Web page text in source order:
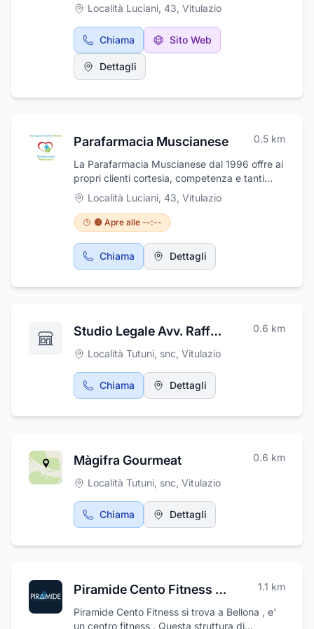
grado di garantire sempre ai nostri clienti
provenienza italiana certificata.
fornendo servizi completi in grado di
soddisfare le esigenze della clientela.
Reperibile 24 ore su 24, si occupa di trasporti
funebri nazionali, allestimento di camere
ardenti con eleganti addobbi, esumazioni,
tumulazioni, cremazioni, affissioni, disbrigo
Luciani al civico 43 all'interno del Parco
Località Luciani, 43, Vitulazio
Chiama Sito Web
Dettagli
Parafarmacia Muscianese 0.5 km
La Parafarmacia Muscianese dal 1996 offre ai
propri clienti cortesia, competenza e tanti
prodotti specifici per la cura della salute.
Situata a Vitulazio (CE), la parafarmacia offre
inoltre farmaci veterinari, farmaci da banco,
prodotti per l'igiene degli adulti e dei bambini,
prodotti per l'infanzia, integratori alimentari
ed apparecchiature medicali. La Parafarmacia
consulenza necessaria alla scelta del prodotto
Località Luciani, 43, Vitulazio
🟠 Apre alle --:--
Chiama Dettagli
Studio Legale Avv. Raffaele Russo 0.6 km
Località Tutuni, snc, Vitulazio
Chiama Dettagli
Màgifra Gourmeat 0.6 km
Località Tutuni, snc, Vitulazio
Chiama Dettagli
Piramide Cento Fitness ASD ASI Polisportiva Bellona 1.1 km
Piramide Cento Fitness si trova a Bellona , e'
un centro fitness . Questa struttura di